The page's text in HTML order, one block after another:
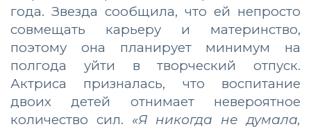
года. Звезда сообщила, что ей непросто
совмещать карьеру и материнство,
поэтому она планирует минимум на
полгода уйти в творческий отпуск.
Актриса призналась, что воспитание
двоих детей отнимает невероятное
количество сил. «Я никогда не думала,